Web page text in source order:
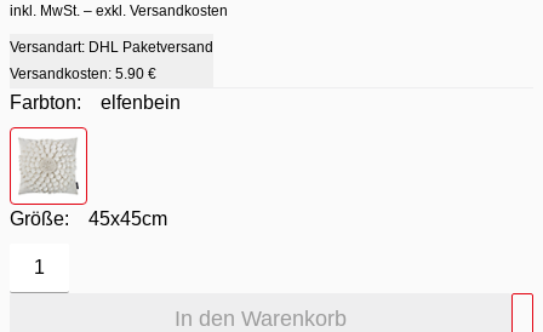
inkl. MwSt. – exkl. Versandkosten
Versandart: DHL Paketversand
Versandkosten: 5.90 €
Farbton:
elfenbein
Farbton
Größe: 45x45cm
1
In den Warenkorb